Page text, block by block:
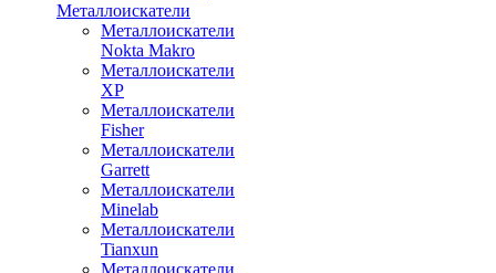
Металлоискатели
Металлоискатели
Nokta Makro
Металлоискатели
XP
Металлоискатели
Fisher
Металлоискатели
Garrett
Металлоискатели
Minelab
Металлоискатели
Tianxun
Металлоискатели